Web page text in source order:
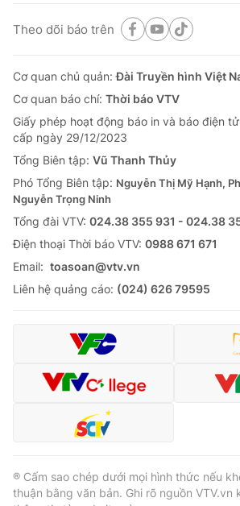
Giải sao mai
Âm nhạc
Du lịch
Làm đẹp
Chất lượng cuộc sống
Tuyển sinh
Học trực tuyến
Công nghệ
Hitech Công nghệ tương lai
Sản phẩm
Thị trường
Tư vấn
Giao lưu trực tuyến
Lịch phát sóng
Chuyên mục khác
Emagazine Podcast
Video Shorts
VTV Money
VTV Sức khoẻ Bất động
Theo dõi báo trên
Cơ quan chủ quản:Đài Truyền hình Việt
Cơ quan báo chí: Thời báo VTV
Giấy phép hoạt động báo in và báo điện
cấp ngày 29/12/2023
Tổng Biên tập: Vũ Thanh Thủy
Phó Tổng Biên tập: Nguyễn Thị Mỹ Hạnh,
Nguyễn Trọng Ninh
Tổng đài VTV: 024.38 355 931 - 024.38
Ðiện thoại Thời báo VTV: 0988 671 671
Email: toasoan@vtv.vn
Liên hệ quảng cáo: (024) 626 79595
® Cấm sao chép dưới mọi hình thức nếu
thuận bằng văn bản. Ghi rõ nguồn VTV.vn